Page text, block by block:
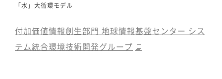
「水」大循環モデル
付加価値情報創生部門 地球情報基盤センター シス
テム統合環境技術開発グループ